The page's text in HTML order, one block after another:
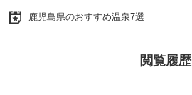
鹿児島県のおすすめ温泉7選
閲覧履歴